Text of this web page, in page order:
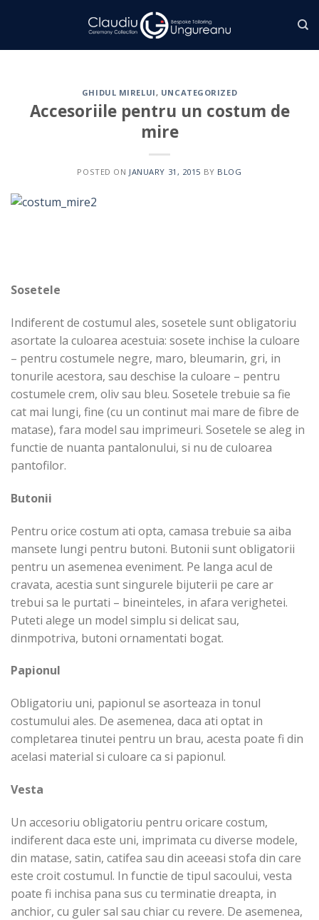
GHIDUL MIRELUI, UNCATEGORIZED
Accesoriile pentru un costum de
mire
POSTED ON JANUARY 31, 2015 BY BLOG
Sosetele
Indiferent de costumul ales, sosetele sunt obligatoriu
asortate la culoarea acestuia: sosete inchise la culoare
– pentru costumele negre, maro, bleumarin, gri, in
tonurile acestora, sau deschise la culoare – pentru
costumele crem, oliv sau bleu. Sosetele trebuie sa fie
cat mai lungi, fine (cu un continut mai mare de fibre de
matase), fara model sau imprimeuri. Sosetele se aleg in
functie de nuanta pantalonului, si nu de culoarea
pantofilor.
Butonii
Pentru orice costum ati opta, camasa trebuie sa aiba
mansete lungi pentru butoni. Butonii sunt obligatorii
pentru un asemenea eveniment. Pe langa acul de
cravata, acestia sunt singurele bijuterii pe care ar
trebui sa le purtati – bineinteles, in afara verighetei.
Puteti alege un model simplu si delicat sau,
dinmpotriva, butoni ornamentati bogat.
Papionul
Obligatoriu uni, papionul se asorteaza in tonul
costumului ales. De asemenea, daca ati optat in
completarea tinutei pentru un brau, acesta poate fi din
acelasi material si culoare ca si papionul.
Vesta
Un accesoriu obligatoriu pentru oricare costum,
indiferent daca este uni, imprimata cu diverse modele,
din matase, satin, catifea sau din aceeasi stofa din care
este croit costumul. In functie de tipul sacoului, vesta
poate fi inchisa pana sus cu terminatie dreapta, in
anchior, cu guler sal sau chiar cu revere. De asemenea,